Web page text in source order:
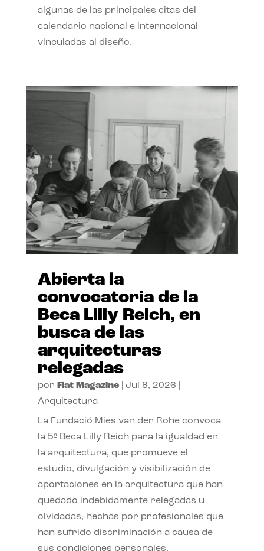
algunas de las principales citas del
calendario nacional e internacional
vinculadas al diseño.
Abierta la
convocatoria de la
Beca Lilly Reich, en
busca de las
arquitecturas
relegadas
por Flat Magazine| Jul 8, 2026
Arquitectura
La Fundació Mies van der Rohe convoca
la 5ª Beca Lilly Reich para la igualdad en
la arquitectura, que promueve el
estudio, divulgación y visibilización de
aportaciones en la arquitectura que han
quedado indebidamente relegadas u
olvidadas, hechas por profesionales que
han sufrido discriminación a causa de
sus condiciones personales.